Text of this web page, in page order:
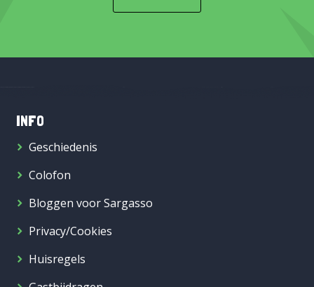
INFO
Geschiedenis
Colofon
Bloggen voor Sargasso
Privacy/Cookies
Huisregels